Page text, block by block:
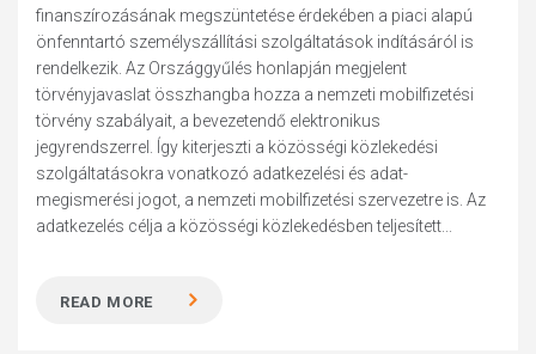
finanszírozásának megszüntetése érdekében a piaci alapú
önfenntartó személyszállítási szolgáltatások indításáról is
rendelkezik. Az Országgyűlés honlapján megjelent
törvényjavaslat összhangba hozza a nemzeti mobilfizetési
törvény szabályait, a bevezetendő elektronikus
jegyrendszerrel. Így kiterjeszti a közösségi közlekedési
szolgáltatásokra vonatkozó adatkezelési és adat-
megismerési jogot, a nemzeti mobilfizetési szervezetre is. Az
adatkezelés célja a közösségi közlekedésben teljesített...
READ MORE